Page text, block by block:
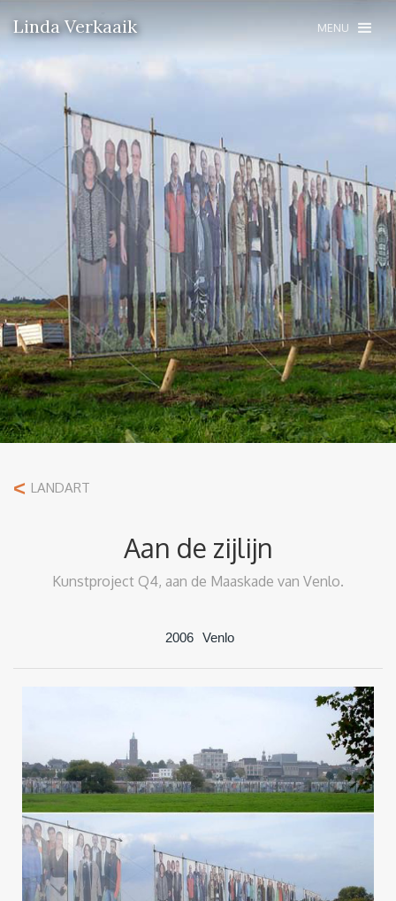
Linda Verkaaik MENU
< LANDART
Aan de zijlijn
Kunstproject Q4, aan de Maaskade van Venlo.
2006 Venlo